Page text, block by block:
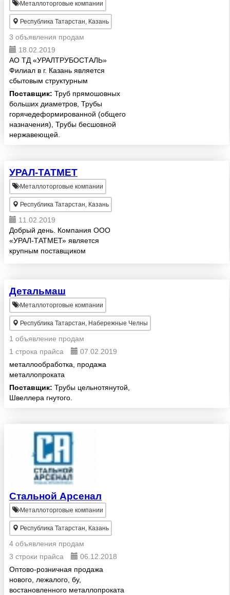
Металлоторговые компании
Республика Татарстан, Казань
3 объявления продам
18.02.2019
АО ТД «УРАЛТРУБОСТАЛЬ»
Филиал в г. Казань является
сбытовым структурным
подразделением ОАО
«Первоуральский Новотрубный
завод», ОАО «Челябинский
трубопрокатный завод». Нашими
потребителями являются пре...
Поставщик: Труб прямошовных
больших диаметров, Трубы
горячедеформированной (общего
назначения), Трубы бесшовной
нержавеющей.
УРАЛ-ТАТМЕТ
Металлоторговые компании
Республика Татарстан, Казань
11.02.2019
Добрый день. Компания ООО
«УРАЛ-ТАТМЕТ» является
крупным поставщиком
наших партнеров. Вследствие
чего мы имеем большие
преференции при покупке
сортового метал...
Детальмаш
Металлоторговые компании
Республика Татарстан, Набережные Челны
1 объявление продам
1 строка прайса
07.02.2019
металлообработка, продажа
металлопроката
Поставщик: Трубы цельнотянутой,
Швеллера гнутого.
Стальной Арсенал
Металлоторговые компании
Республика Татарстан, Казань
4 объявления продам
3 строки прайса
06.12.2018
Оптово-розничная продажа
нового, лежалого, бу,
востановленного металлопроката